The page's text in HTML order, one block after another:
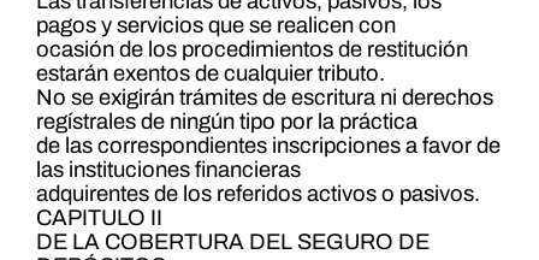
pagos y servicios que se realicen con
ocasión de los procedimientos de restitución
estarán exentos de cualquier tributo.
No se exigirán trámites de escritura ni derechos
regístrales de ningún tipo por la práctica
de las correspondientes inscripciones a favor de
las instituciones financieras
adquirentes de los referidos activos o pasivos.
CAPITULO II
DE LA COBERTURA DEL SEGURO DE